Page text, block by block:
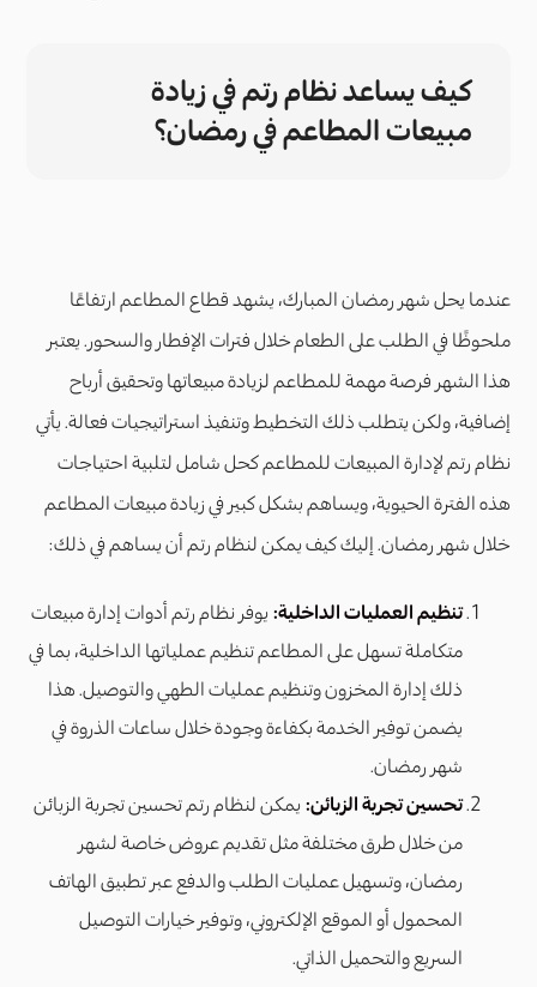
كيف يساعد نظام رتم في زيادة
مبيعات المطاعم في رمضان؟
عندما يحل شهر رمضان المبارك، يشهد قطاع المطاعم ارتفاعًا
ملحوظًا في الطلب على الطعام خلال فترات الإفطار والسحور. يعتبر
هذا الشهر فرصة مهمة للمطاعم لزيادة مبيعاتها وتحقيق أرباح
إضافية، ولكن يتطلب ذلك التخطيط وتنفيذ استراتيجيات فعالة. يأتي
نظام رتم لإدارة المبيعات للمطاعم كحل شامل لتلبية احتياجات
هذه الفترة الحيوية، ويساهم بشكل كبير في زيادة مبيعات المطاعم
خلال شهر رمضان. إليك كيف يمكن لنظام رتم أن يساهم في ذلك:
تنظيم العمليات الداخلية:يوفر نظام رتم أدوات إدارة مبيعات
متكاملة تسهل على المطاعم تنظيم عملياتها الداخلية، بما في
ذلك إدارة المخزون وتنظيم عمليات الطهي والتوصيل. هذا
يضمن توفير الخدمة بكفاءة وجودة خلال ساعات الذروة في
شهر رمضان.
تحسين تجربة الزبائن: يمكن لنظام رتم تحسين تجربة الزبائن
من خلال طرق مختلفة مثل تقديم عروض خاصة لشهر
رمضان، وتسهيل عمليات الطلب والدفع عبر تطبيق الهاتف
المحمول أو الموقع الإلكتروني، وتوفير خيارات التوصيل
السريع والتحميل الذاتي.